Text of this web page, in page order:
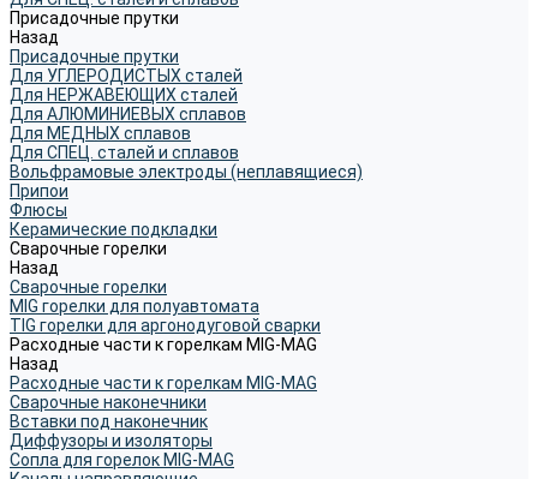
Присадочные прутки
Назад
Присадочные прутки
Для УГЛЕРОДИСТЫХ сталей
Для НЕРЖАВЕЮЩИХ сталей
Для АЛЮМИНИЕВЫХ сплавов
Для МЕДНЫХ сплавов
Для СПЕЦ. сталей и сплавов
Вольфрамовые электроды (неплавящиеся)
Припои
Флюсы
Керамические подкладки
Сварочные горелки
Назад
Сварочные горелки
MIG горелки для полуавтомата
TIG горелки для аргонодуговой сварки
Расходные части к горелкам MIG-MAG
Назад
Расходные части к горелкам MIG-MAG
Сварочные наконечники
Вставки под наконечник
Диффузоры и изоляторы
Сопла для горелок MIG-MAG